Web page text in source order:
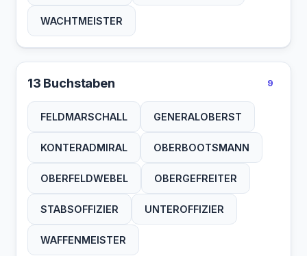
WACHTMEISTER
13 Buchstaben 9
FELDMARSCHALL GENERALOBERST
KONTERADMIRAL OBERBOOTSMANN
OBERFELDWEBEL OBERGEFREITER
STABSOFFIZIER UNTEROFFIZIER
WAFFENMEISTER